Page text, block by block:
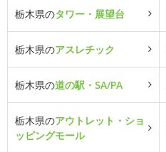
栃木県のタワー・展望台
栃木県のアスレチック
栃木県の道の駅・SA/PA
栃木県のアウトレット・ショ
ッピングモール